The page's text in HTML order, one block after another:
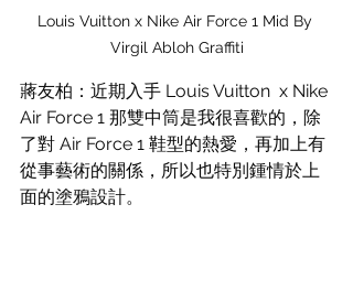
Louis Vuitton x Nike Air Force 1 Mid By
Virgil Abloh Graffiti
蔣友柏：近期入手 Louis Vuitton  x Nike
Air Force 1 那雙中筒是我很喜歡的，除
了對 Air Force 1 鞋型的熱愛，再加上有
從事藝術的關係，所以也特別鍾情於上
面的塗鴉設計。